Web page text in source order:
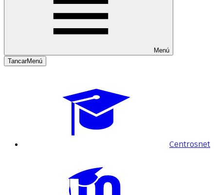
Menú
TancarMenú
Centrosnet